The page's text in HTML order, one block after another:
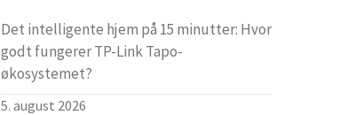
Det intelligente hjem på 15 minutter: Hvor
godt fungerer TP-Link Tapo-
økosystemet?
5. august 2026